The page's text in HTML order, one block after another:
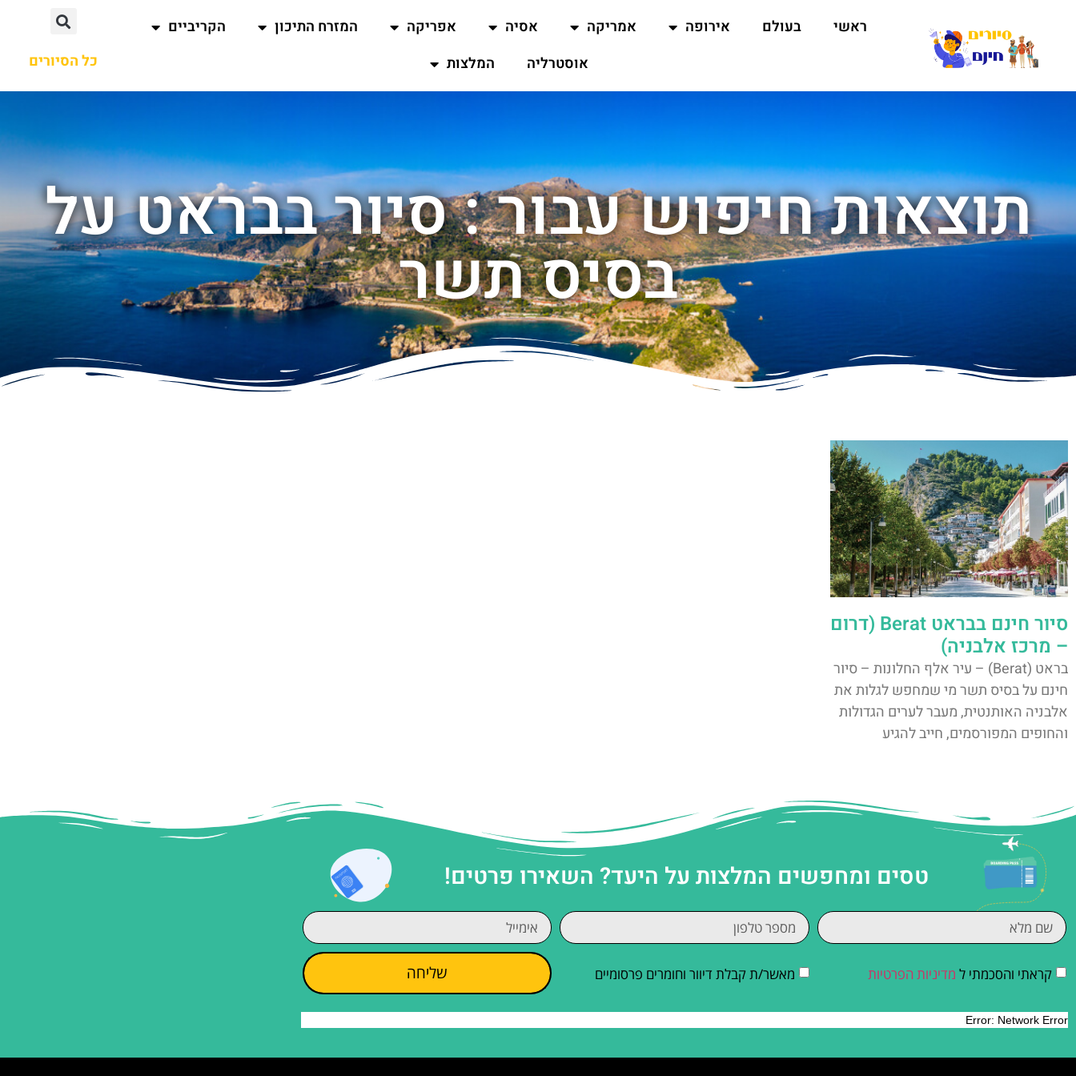
ראשי בעולם אירופה אמריקה אסיה אפריקה המזרח התיכון
הקריביים
אוסטרליה
המלצות כל הסיורים
תוצאות חיפוש עבור : סיור בבראט על
בסיס תשר
סיור חינם בבראט Berat (דרום
– מרכז אלבניה)
בראט (Berat) – עיר אלף החלונות – סיור
חינם על בסיס תשר מי שמחפש לגלות את
אלבניה האותנטית, מעבר לערים הגדולות
והחופים המפורסמים, חייב להגיע
טסים ומחפשים המלצות על היעד? השאירו פרטים!
קראתי והסכמתי ל מדיניות הפרטיות מאשר/ת קבלת דיוור וחומרים פרסומיים שליחה